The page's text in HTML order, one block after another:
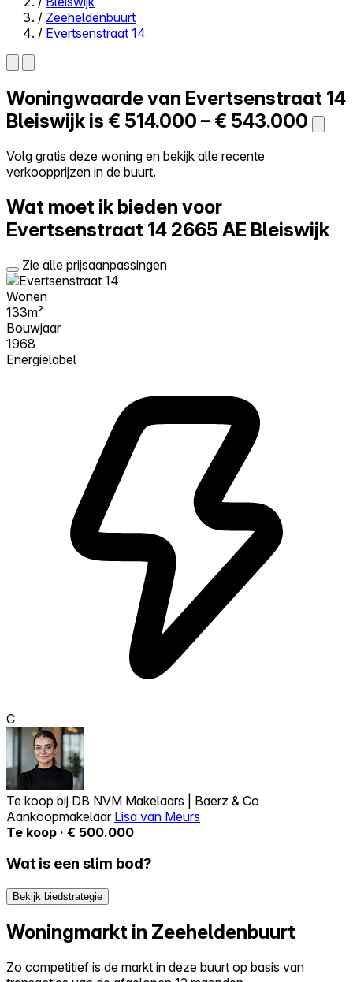
Close menu
Zelf kopen
Alles-in-één
Reviews
Log in
/ Zeeheldenbuurt
/ Evertsenstraat 14
Woningwaarde van Evertsenstraat 14
Bleiswijk is € 514.000 – € 543.000
Volg gratis deze woning en bekijk alle recente
verkoopprijzen in de buurt.
Wat moet ik bieden voor
Evertsenstraat 14 2665 AE Bleiswijk
Zie alle prijsaanpassingen
Wonen
133m²
Bouwjaar
1968
Energielabel
C
Te koop bij DB NVM Makelaars | Baerz & Co
Aankoopmakelaar Lisa van Meurs
Te koop · € 500.000
Wat is een slim bod?
Bekijk biedstrategie
Woningmarkt in Zeeheldenbuurt
Zo competitief is de markt in deze buurt op basis van